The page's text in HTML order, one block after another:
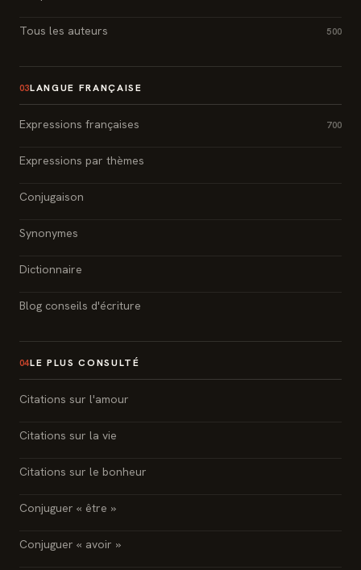
Tous les auteurs 500
03LANGUE FRANÇAISE
Expressions françaises 700
Expressions par thèmes
Conjugaison
Synonymes
Dictionnaire
Blog conseils d'écriture
04LE PLUS CONSULTÉ
Citations sur l'amour
Citations sur la vie
Citations sur le bonheur
Conjuguer « être »
Conjuguer « avoir »